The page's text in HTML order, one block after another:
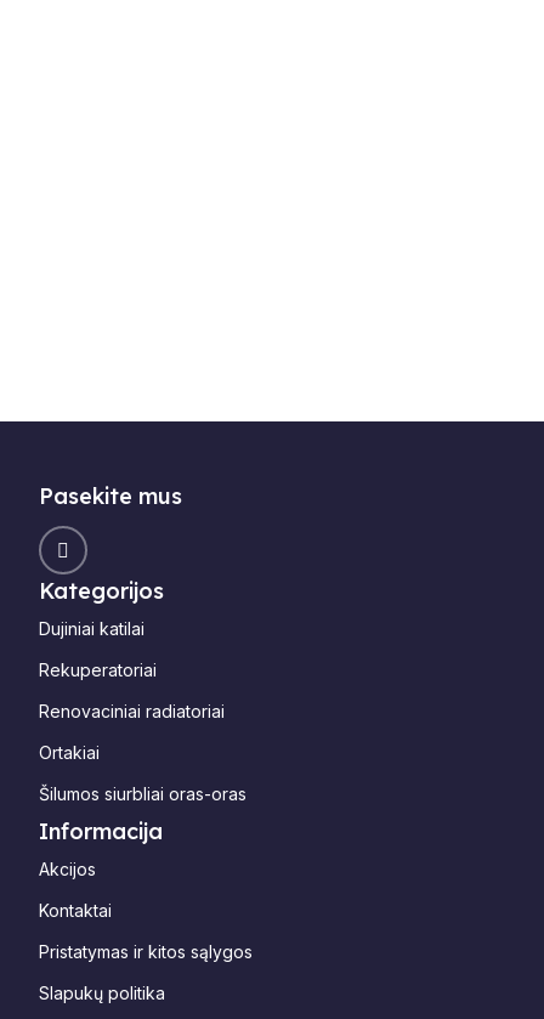
Pasekite mus
Kategorijos
Dujiniai katilai
Rekuperatoriai
Renovaciniai radiatoriai
Ortakiai
Šilumos siurbliai oras-oras
Informacija
Akcijos
Kontaktai
Pristatymas ir kitos sąlygos
Slapukų politika